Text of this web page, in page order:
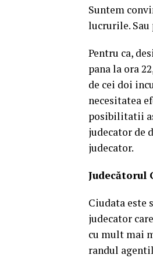
Suntem
lucrurile. Sau
Pentru ca,
pana la ora
de cei doi
necesitatea
posibilitatii
judecator de
judecator.
Judecătorul
Ciudata este
judecator
cu mult mai
randul